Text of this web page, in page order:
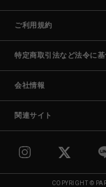
ご利用規約
特定商取引法など法令に
会社情報
関連サイト
COPYRIGHT ©